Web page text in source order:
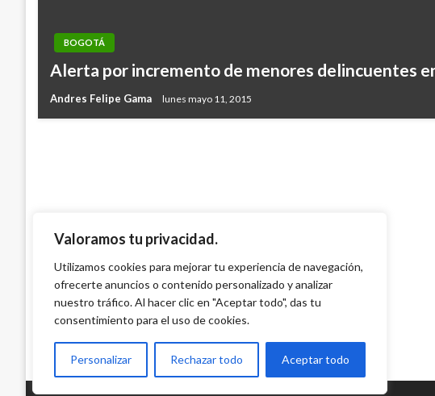
Valoramos tu privacidad.
Utilizamos cookies para mejorar tu experiencia de navegación,
ofrecerte anuncios o contenido personalizado y analizar
nuestro tráfico. Al hacer clic en "Aceptar todo", das tu
consentimiento para el uso de cookies.
Personalizar Rechazar todo Aceptar todo
BOGOTÁ
Alerta por incremento de menores delincuentes
Andres Felipe Gama lunes mayo 11, 2015
BOGOTÁ
IDU entregará 30 puentes peatonales renovados
el 2020